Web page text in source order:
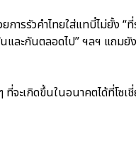
การรัวคำไทยใส่แทบี๋ไม่ยั้ง
และกันตลอดไป” ฯลฯ แถม
จะเกิดขึ้นในอนาคตได้ที่โซ